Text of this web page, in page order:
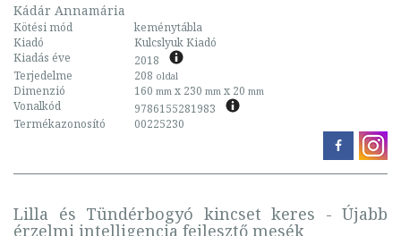
Kádár Annamária
Kötési mód
keménytábla
Kiadó
Kulcslyuk Kiadó
Kiadás éve
2018
Terjedelme
208 oldal
Dimenzió 160 mm x 230 mm x 20 mm
Vonalkód
9786155281983
Termékazonosító
00225230
Lilla és Tündérbogyó kincset keres - Újabb
érzelmi intelligencia fejlesztő mesék